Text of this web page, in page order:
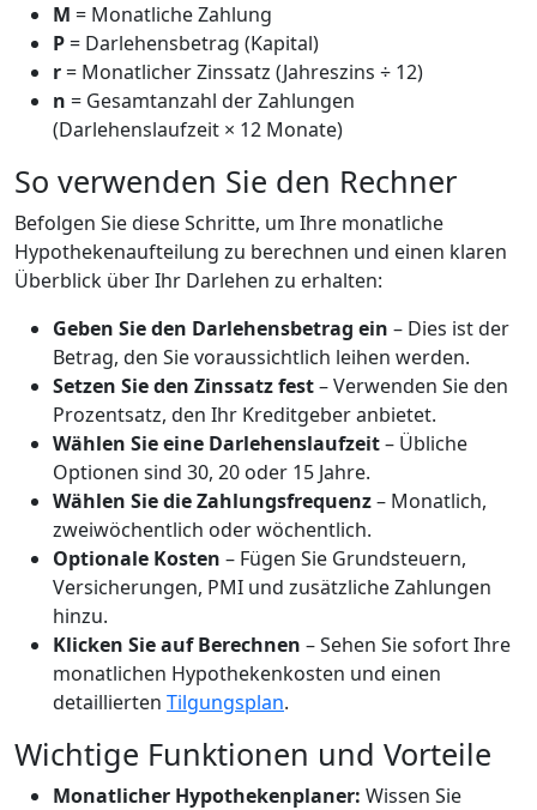
M = Monatliche Zahlung
P= Darlehensbetrag (Kapital)
r= Monatlicher Zinssatz (Jahreszins ÷ 12)
n = Gesamtanzahl der Zahlungen
(Darlehenslaufzeit × 12 Monate)
So verwenden Sie den Rechner
Befolgen Sie diese Schritte, um Ihre monatliche
Hypothekenaufteilung zu berechnen und einen klaren
Überblick über Ihr Darlehen zu erhalten:
Geben Sie den Darlehensbetrag ein – Dies ist der
Betrag, den Sie voraussichtlich leihen werden.
Setzen Sie den Zinssatz fest– Verwenden Sie den
Prozentsatz, den Ihr Kreditgeber anbietet.
Wählen Sie eine Darlehenslaufzeit– Übliche
Optionen sind 30, 20 oder 15 Jahre.
Wählen Sie die Zahlungsfrequenz– Monatlich,
zweiwöchentlich oder wöchentlich.
Optionale Kosten – Fügen Sie Grundsteuern,
Versicherungen, PMI und zusätzliche Zahlungen
hinzu.
Klicken Sie auf Berechnen – Sehen Sie sofort Ihre
monatlichen Hypothekenkosten und einen
detaillierten Tilgungsplan.
Wichtige Funktionen und Vorteile
Monatlicher Hypothekenplaner: Wissen Sie